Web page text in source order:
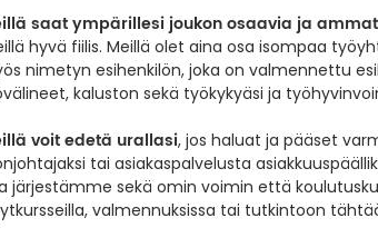
saat ympärillesi joukon osaavia ja
hyvä fiilis. Meillä olet aina osa isompaa
nimetyn esihenkilön, joka on valmennettu
kaluston sekä työkykyäsi ja
voit edetä urallasi, jos haluat ja pääset
tai asiakaspalvelusta
järjestämme sekä omin voimin että
valmennuksissa tai tutkintoon